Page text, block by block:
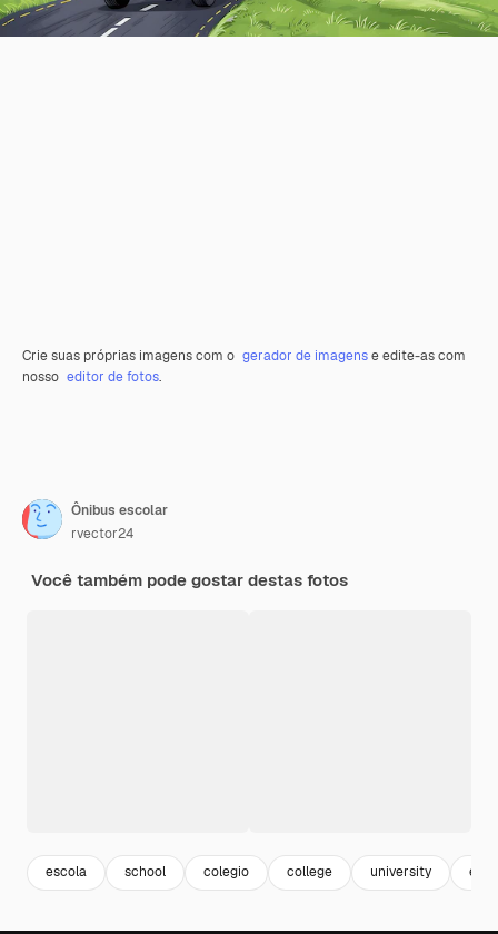
Crie suas próprias imagens com o gerador de imagense edite-as com
nosso editor de fotos.
Ônibus escolar
rvector24
Você também pode gostar destas fotos
escola school colegio college university